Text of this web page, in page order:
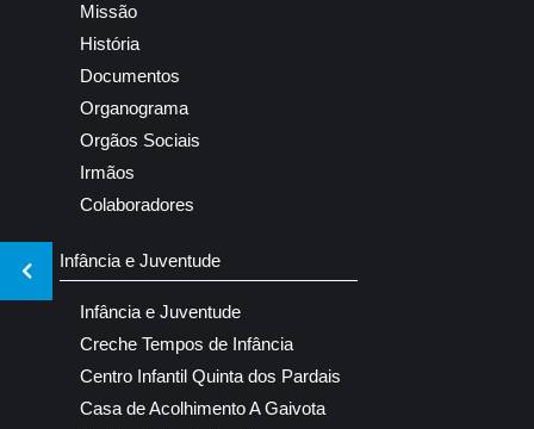
Missão
História
Documentos
Organograma
Orgãos Sociais
Irmãos
Colaboradores
Infância e Juventude
Infância e Juventude
Creche Tempos de Infância
Centro Infantil Quinta dos Pardais
Casa de Acolhimento A Gaivota